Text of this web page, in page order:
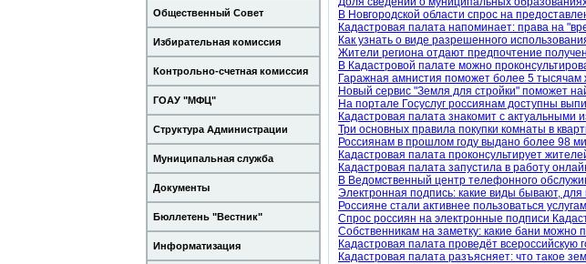
Общественный Совет
Избирательная комиссия
Контрольно-счетная комиссия
ГОАУ "МФЦ"
Структура Администрации
Муниципальная служба
Документы
Бюллетень "Вестник"
Информатизация
В Новгородской области спрос на
Кадастровая палата напоминает: права на
Как узнать о виде разрешенного
Жители региона отдают предпочтение
В Кадастровой палате можно
Гаражная амнистия поможет более 5 тысячам
Новый сервис "Земля для стройки" поможет
На портале Госуслуг россиянам доступны
Кадастровая палата знакомит с актуальными
Три основных правила покупки комнаты в
Россиянам в прошлом году выдано более 98
Кадастровая палата проконсультирует
Кадастровая палата запустила в работу
В Ведомственный центр телефонного
Электронная подпись: какие виды бывают,
Россияне стали активнее пользоваться
Спрос россиян на электронные подписи
Собственникам на заметку: какие бани можно
Кадастровая палата проведёт
Кадастровая палата разъясняет: что такое